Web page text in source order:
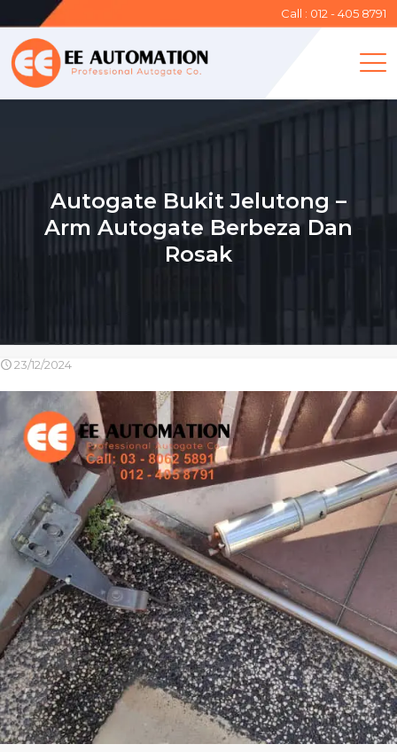
Call : 012 - 405 8791
Autogate Bukit Jelutong –
Arm Autogate Berbeza Dan
Rosak
23/12/2024